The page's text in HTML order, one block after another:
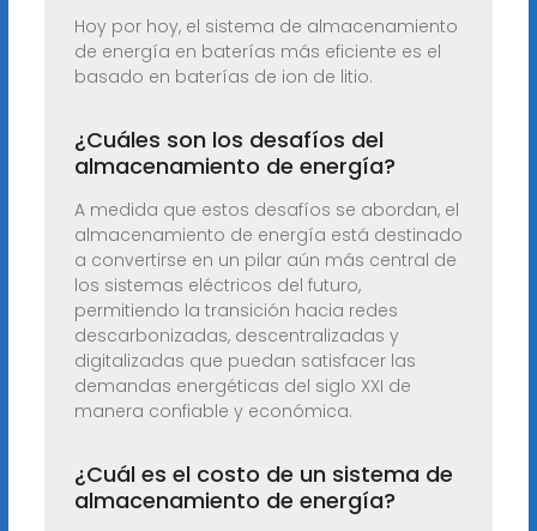
Hoy por hoy, el sistema de almacenamiento
de energía en baterías más eficiente es el
basado en baterías de ion de litio.
¿Cuáles son los desafíos del
almacenamiento de energía?
A medida que estos desafíos se abordan, el
almacenamiento de energía está destinado
a convertirse en un pilar aún más central de
los sistemas eléctricos del futuro,
permitiendo la transición hacia redes
descarbonizadas, descentralizadas y
digitalizadas que puedan satisfacer las
demandas energéticas del siglo XXI de
manera confiable y económica.
¿Cuál es el costo de un sistema de
almacenamiento de energía?